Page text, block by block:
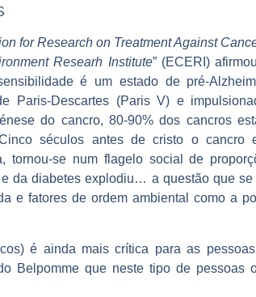
for Research on Treatment Against
Researh Institute” (ECERI)
é um estado de pré-
Paris-Descartes (Paris V) e
do cancro, 80-90% dos cancros
séculos antes de cristo o cancro
tornou-se num flagelo social de
da diabetes explodiu… a questão que
e fatores de ordem ambiental como a
é ainda mais crítica para as
Belpomme que neste tipo de pessoas